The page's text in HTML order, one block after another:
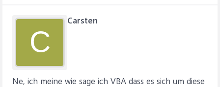
C
Carsten
Ne, ich meine wie sage ich VBA dass es sich um diese